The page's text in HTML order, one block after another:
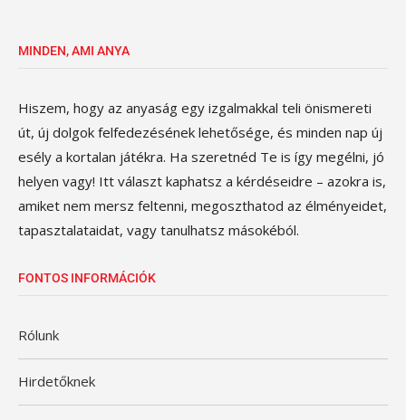
MINDEN, AMI ANYA
Hiszem, hogy az anyaság egy izgalmakkal teli önismereti
út, új dolgok felfedezésének lehetősége, és minden nap új
esély a kortalan játékra. Ha szeretnéd Te is így megélni, jó
helyen vagy! Itt választ kaphatsz a kérdéseidre – azokra is,
amiket nem mersz feltenni, megoszthatod az élményeidet,
tapasztalataidat, vagy tanulhatsz másokéból.
FONTOS INFORMÁCIÓK
Rólunk
Hirdetőknek